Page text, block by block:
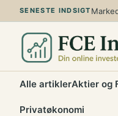
Spring
til
indhold
SENESTE INDSIGT
Alle artiklerAktier og
Privatøkonomi